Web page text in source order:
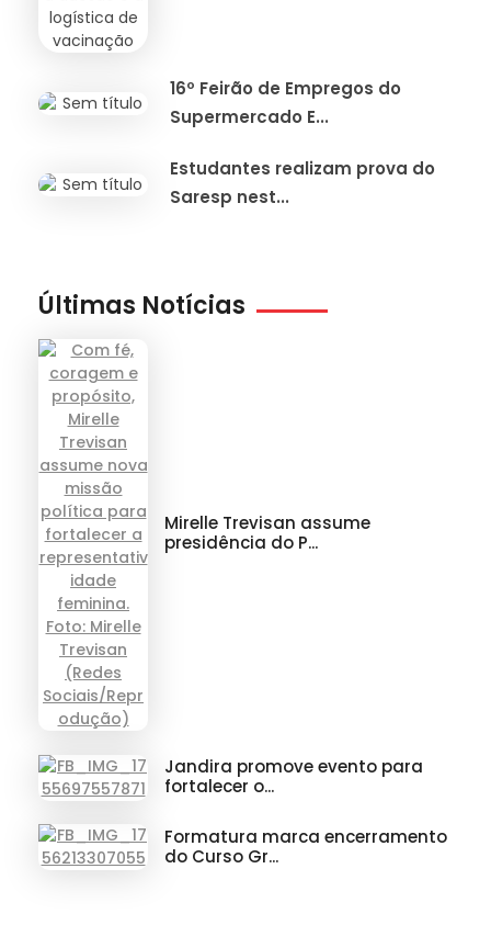
16º Feirão de Empregos do
Supermercado E...
Estudantes realizam prova do
Saresp nest...
Últimas Notícias
Mirelle Trevisan assume
presidência do P...
Jandira promove evento para
fortalecer o...
Formatura marca encerramento
do Curso Gr...